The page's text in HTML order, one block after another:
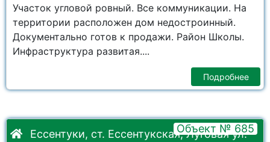
Участок угловой ровный. Все коммуникации. На
территории расположен дом недостроинный.
Документально готов к продажи. Район Школы.
Инфраструктура развитая....
Подробнее
Ессентуки, ст. Ессентукская, Луговая ул.
Объект № 685